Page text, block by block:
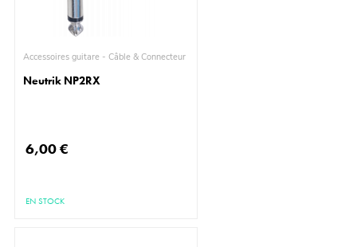
Accessoires guitare - Câble & Connecteur
Neutrik NP2RX
6,00 €
EN STOCK